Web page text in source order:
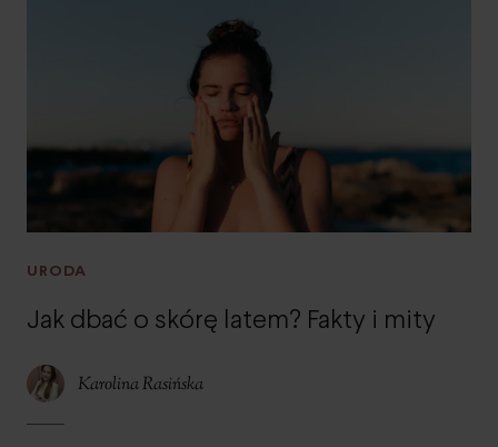
URODA
Jak dbać o skórę latem? Fakty i mity
Karolina Rasińska